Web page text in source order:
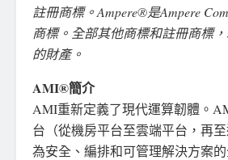
註冊商標。Ampere®是Ampere
商標。全部其他商標和註冊商標
的財產。
AMI®簡介
AMI重新定義了現代運算韌體。
台（從機房平台至雲端平台，再
為安全、編排和可管理解決方案